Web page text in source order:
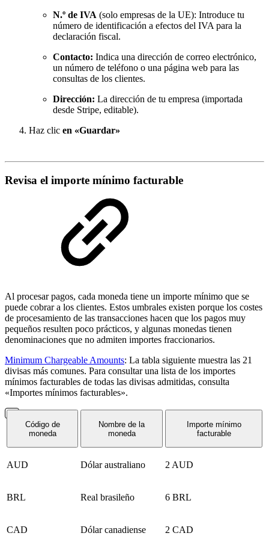
N.º de IVA (solo empresas de la UE): Introduce tu
número de identificación a efectos del IVA para la
declaración fiscal.
Contacto: Indica una dirección de correo electrónico,
un número de teléfono o una página web para las
consultas de los clientes.
Dirección: La dirección de tu empresa (importada
desde Stripe, editable).
Haz clic en «Guardar»
Revisa el importe mínimo facturable
Al procesar pagos, cada moneda tiene un importe mínimo que se
puede cobrar a los clientes. Estos umbrales existen porque los costes
de procesamiento de las transacciones hacen que los pagos muy
pequeños resulten poco prácticos, y algunas monedas tienen
denominaciones que no admiten importes fraccionarios.
Minimum Chargeable Amounts: La tabla siguiente muestra las 21
divisas más comunes. Para consultar una lista de los importes
mínimos facturables de todas las divisas admitidas, consulta
«Importes mínimos facturables».
Código de
moneda
Nombre de la
moneda
Importe mínimo
facturable
AUD Dólar australiano 2 AUD
BRL Real brasileño 6 BRL
CAD Dólar canadiense 2 CAD